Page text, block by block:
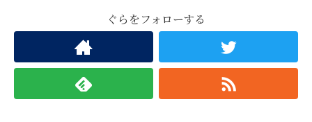
ぐらをフォローする